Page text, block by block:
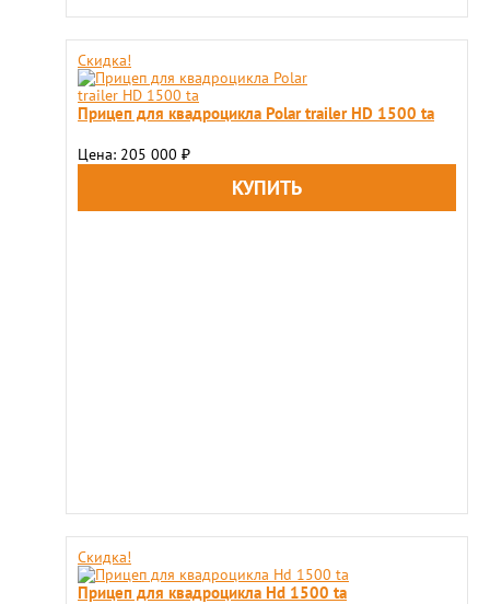
Скидка!
Прицеп для квадроцикла Polar trailer HD 1500 ta
Цена: 205 000 ₽
Скидка!
Прицеп для квадроцикла Hd 1500 ta